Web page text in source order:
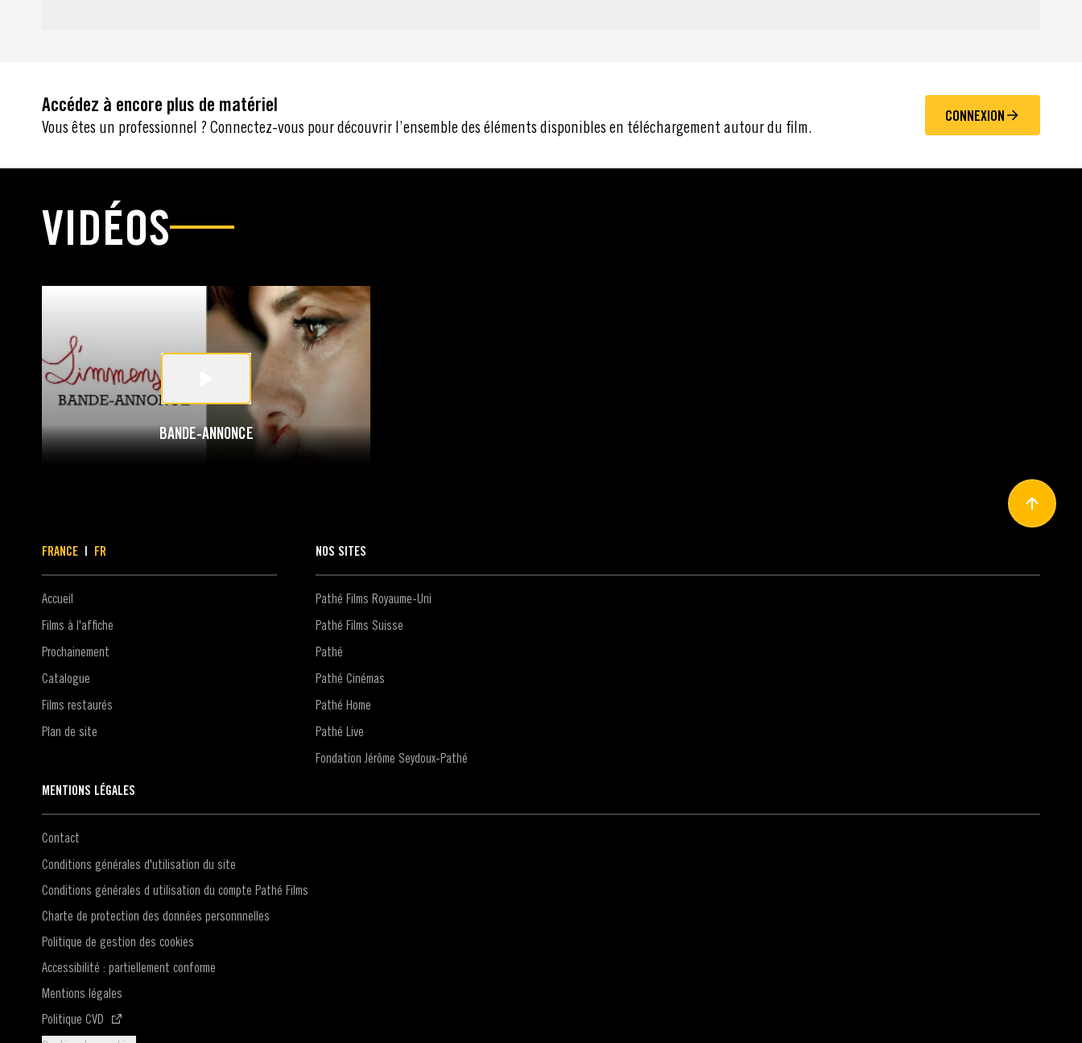
Accédez à encore plus de matériel
Vous êtes un professionnel ? Connectez-vous pour découvrir l’ensemble des éléments disponibles en téléchargement autour du film.
CONNEXION
VIDÉOS
BANDE-ANNONCE
FRANCE | FR
Accueil
Films à l'affiche
Prochainement
Catalogue
Films restaurés
Plan de site
NOS SITES
Pathé Films Royaume-Uni
Pathé Films Suisse
Pathé
Pathé Cinémas
Pathé Home
Pathé Live
Fondation Jérôme Seydoux-Pathé
MENTIONS LÉGALES
Contact
Conditions générales d'utilisation du site
Conditions générales d utilisation du compte Pathé Films
Charte de protection des données personnnelles
Politique de gestion des cookies
Accessibilité : partiellement conforme
Mentions légales
Politique CVD (S'ouvre dans une nouvelle fenêtre)